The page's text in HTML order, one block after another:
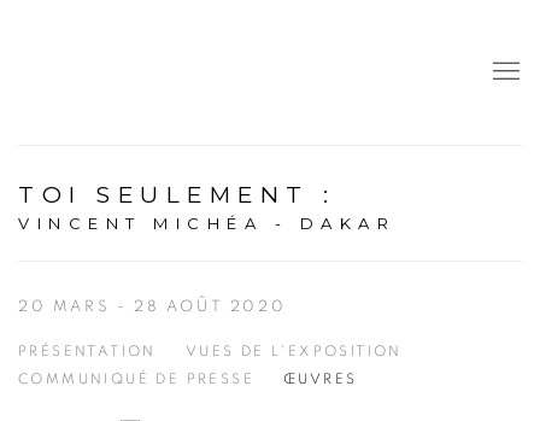
TOI SEULEMENT :
VINCENT MICHÉA - DAKAR
20 MARS - 28 AOÛT 2020
PRÉSENTATION
VUES DE L'EXPOSITION
COMMUNIQUÉ DE PRESSE
ŒUVRES